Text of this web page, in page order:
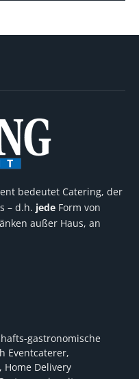
bedeutet Catering, der
– d.h. jede Form von
außer Haus, an
gastronomische
Eventcaterer,
Home Delivery